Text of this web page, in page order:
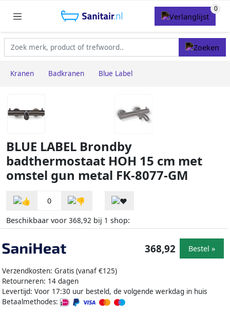
Kranen Badkranen Blue Label
BLUE LABEL Brondby
badthermostaat HOH 15 cm met
omstel gun metal FK-8077-GM
0
Beschikbaar voor 368,92 bij 1 shop:
Verzendkosten: Gratis (vanaf €125)
Retourneren: 14 dagen
Levertijd: Voor 17:30 uur besteld, de volgende werkdag in huis
Betaalmethodes:
368,92 Bestel »